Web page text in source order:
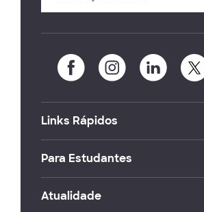
Links Rápidos
Para Estudantes
Atualidade